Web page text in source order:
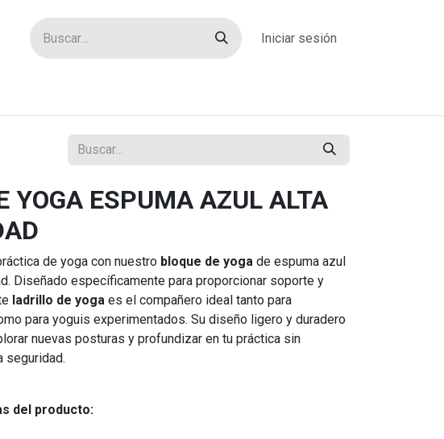
Iniciar sesión
YOGA ESPUMA AZUL ALTA
de yoga con nuestro bloque de yoga de espuma azul
Diseñado específicamente para proporcionar soporte y
ladrillo de yoga es el compañero ideal tanto para
para yoguis experimentados. Su diseño ligero y duradero
nuevas posturas y profundizar en tu práctica sin
seguridad.
del producto: